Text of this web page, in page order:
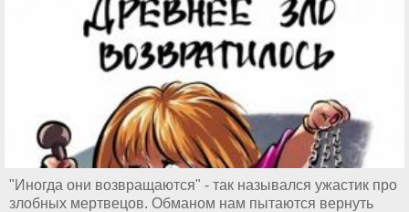
"Иногда они возвращаются" - так назывался ужастик про
злобных мертвецов. Обманом нам пытаются вернуть